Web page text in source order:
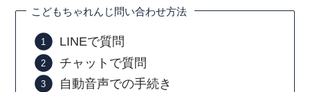
こどもちゃれんじ問い合わせ方法
LINEで質問
チャットで質問
自動音声での手続き